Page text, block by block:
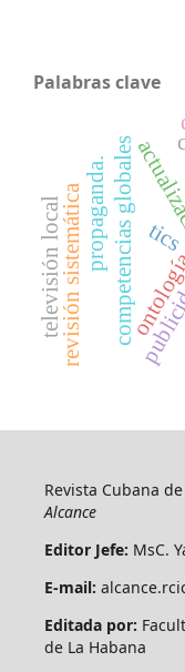
Palabras clave
competencias globales
propaganda.
revisión sistemática
televisión local tics
Revista Cubana
Alcance
Editor Jefe: MsC.
E-mail:
Editada por:
de La Habana